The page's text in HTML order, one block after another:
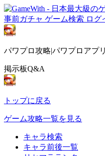
事前ガチャ ゲーム検索 ログ
パワプロ攻略|パワプロアプ
掲示板Q&A
トップに戻る
ゲーム攻略一覧を見る
キャラ検索
キャラ前後一覧